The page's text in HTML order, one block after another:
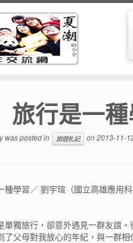
旅行是一
was posted in 旅遊札記 on2013-11-
種學習／ 劉宇瑄（國立高雄應用科
單獨旅行，卻意外遇見一群友誼
了父母對我放心的年紀，與一群